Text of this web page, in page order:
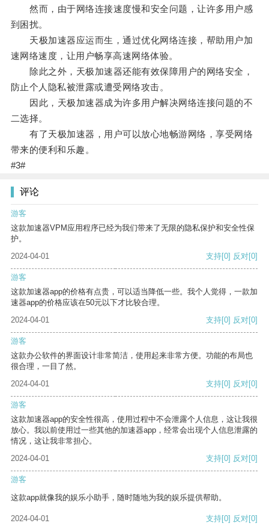
然而，由于网络连接速度慢和安全问题，让许多用户感
到困扰。
天极加速器应运而生，通过优化网络连接，帮助用户加
速网络速度，让用户畅享高速网络体验。
除此之外，天极加速器还能有效保障用户的网络安全，
防止个人隐私被泄露或遭受网络攻击。
因此，天极加速器成为许多用户解决网络连接问题的不
二选择。
有了天极加速器，用户可以放心地畅游网络，享受网络
带来的便利和乐趣。
#3#
评论
游客
这款加速器VPM应用程序已经为我们带来了无限的隐私保护和安全性保
护。
2024-04-01
支持[0] 反对[0]
游客
这款加速器app的价格有点贵，可以适当降低一些。我个人觉得，一款加
速器app的价格应该在50元以下才比较合理。
2024-04-01
支持[0] 反对[0]
游客
这款办公软件的界面设计非常简洁，使用起来非常方便。功能的布局也
很合理，一目了然。
2024-04-01
支持[0] 反对[0]
游客
这款加速器app的安全性很高，使用过程中不会泄露个人信息，这让我很
放心。我以前使用过一些其他的加速器app，经常会出现个人信息泄露的
情况，这让我非常担心。
2024-04-01
支持[0] 反对[0]
游客
这款app就像我的娱乐小助手，随时随地为我的娱乐提供帮助。
2024-04-01 支持[0] 反对[0]